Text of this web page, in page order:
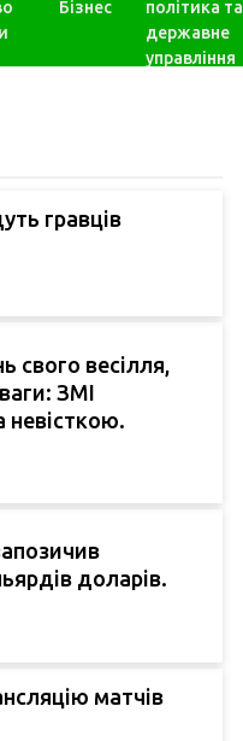
Бізнес
політика та
державне
управління
гравців
весілля,
ЗМІ
невісткою.
доларів.
матчів